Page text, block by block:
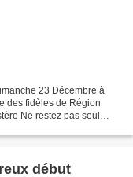
23 Décembre à
des fidèles de Région
Ne restez pas seul
début